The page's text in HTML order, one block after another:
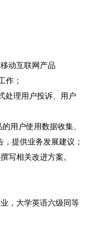
动互联网产品
作；
处理用户投诉、用户
用户使用数据收集、
提供业务发展建议；
写相关改进方案。
，大学英语六级同等